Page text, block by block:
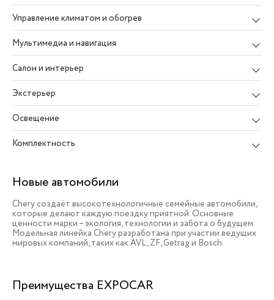
Управление климатом и обогрев
Мультимедиа и навигация
Салон и интерьер
Экстерьер
Освещение
Комплектность
Новые автомобили
Chery создаёт высокотехнологичные семейные автомобили,
которые делают каждую поездку приятной. Основные
ценности марки – экология, технологии и забота о будущем.
Модельная линейка Chery разработана при участии ведущих
мировых компаний, таких как AVL, ZF, Getrag и Bosch.
Преимущества EXPOCAR